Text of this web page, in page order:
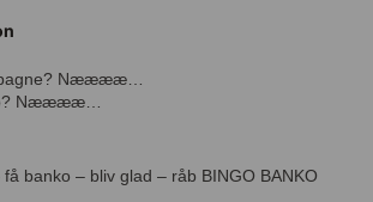
Nææææ…
Nææææ…
banko – bliv glad – råb BINGO BANKO